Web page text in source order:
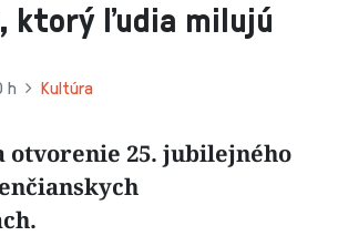
ktorý ľudia milujú
h Kultúra
otvorenie 25. jubilejného